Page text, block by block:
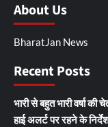
About Us
BharatJan News
Recent Posts
भारी से बहुत भारी वर्षा
हाई अलर्ट पर रहने के